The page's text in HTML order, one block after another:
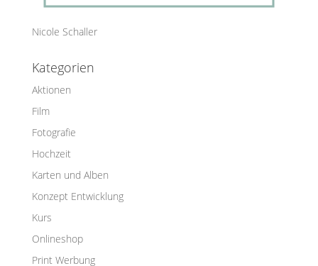
Nicole Schaller
Kategorien
Aktionen
Film
Fotografie
Hochzeit
Karten und Alben
Konzept Entwicklung
Kurs
Onlineshop
Print Werbung